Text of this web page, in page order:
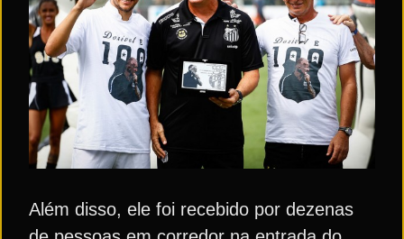
Além disso, ele foi recebido por dezenas